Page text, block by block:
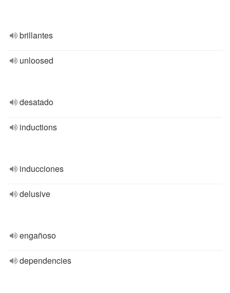
brillantes
unloosed
desatado
inductions
inducciones
delusive
engañoso
dependencies